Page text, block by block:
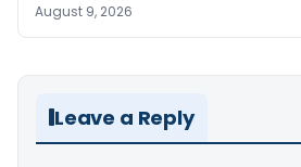
August 9, 2026
Leave a Reply